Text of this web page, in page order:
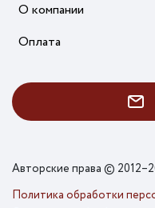
О компании
Оплата
Авторские права ©
Политика обработки